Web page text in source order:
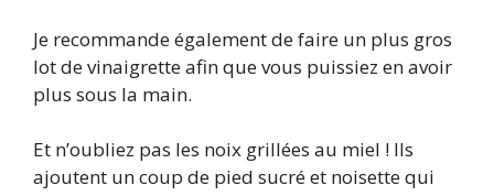
Je recommande également de faire un plus gros
lot de vinaigrette afin que vous puissiez en avoir
plus sous la main.
Et n’oubliez pas les noix grillées au miel ! Ils
ajoutent un coup de pied sucré et noisette qui